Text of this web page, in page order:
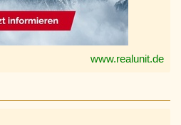
www.realunit.de